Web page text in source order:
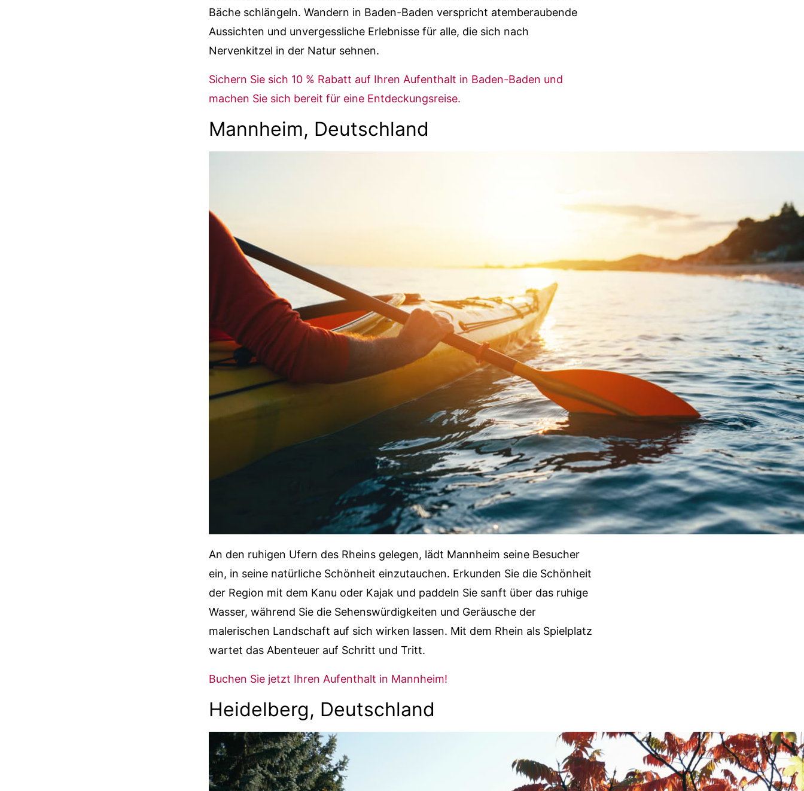
Bäche schlängeln. Wandern in Baden-Baden verspricht atemberaubende
Aussichten und unvergessliche Erlebnisse für alle, die sich nach
Nervenkitzel in der Natur sehnen.
Sichern Sie sich 10 % Rabatt auf Ihren Aufenthalt in Baden-Baden und
machen Sie sich bereit für eine Entdeckungsreise.
Mannheim, Deutschland
An den ruhigen Ufern des Rheins gelegen, lädt Mannheim seine Besucher
ein, in seine natürliche Schönheit einzutauchen. Erkunden Sie die Schönheit
der Region mit dem Kanu oder Kajak und paddeln Sie sanft über das ruhige
Wasser, während Sie die Sehenswürdigkeiten und Geräusche der
malerischen Landschaft auf sich wirken lassen. Mit dem Rhein als Spielplatz
wartet das Abenteuer auf Schritt und Tritt.
Buchen Sie jetzt Ihren Aufenthalt in Mannheim!
Heidelberg, Deutschland